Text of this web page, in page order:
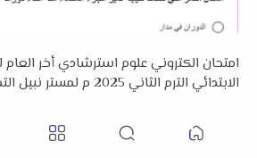
امتحان الكتروني علوم استرشادي أخر
الابتدائي الترم الثاني 2025 م لمستر نبيل التميمي